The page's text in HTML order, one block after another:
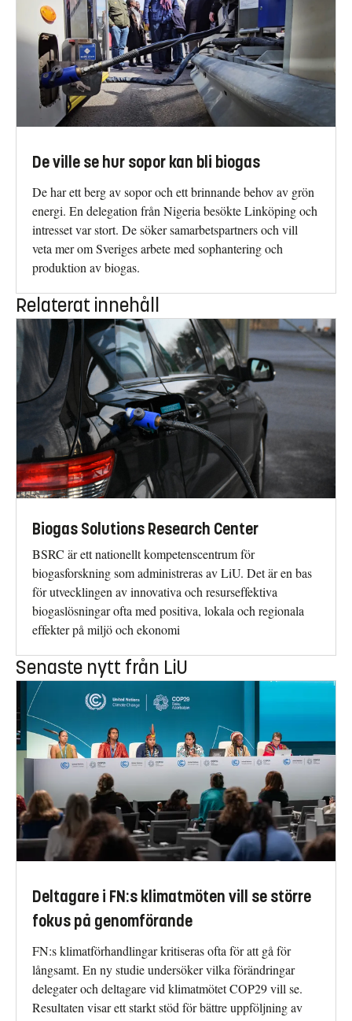
De ville se hur sopor kan bli biogas
De har ett berg av sopor och ett brinnande behov av grön
energi. En delegation från Nigeria besökte Linköping och
intresset var stort. De söker samarbetspartners och vill
veta mer om Sveriges arbete med sophantering och
produktion av biogas.
Relaterat innehåll
Biogas Solutions Research Center
BSRC är ett nationellt kompetenscentrum för
biogasforskning som administreras av LiU. Det är en bas
för utvecklingen av innovativa och resurseffektiva
biogaslösningar ofta med positiva, lokala och regionala
effekter på miljö och ekonomi
Senaste nytt från LiU
Deltagare i FN:s klimatmöten vill se större
fokus på genomförande
FN:s klimatförhandlingar kritiseras ofta för att gå för
långsamt. En ny studie undersöker vilka förändringar
delegater och deltagare vid klimatmötet COP29 vill se.
Resultaten visar ett starkt stöd för bättre uppföljning av